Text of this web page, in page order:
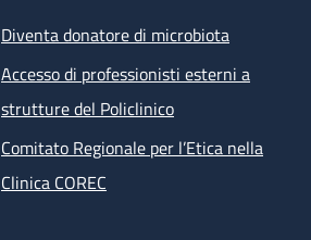
Diventa donatore di microbiota
Accesso di professionisti esterni a
strutture del Policlinico
Comitato Regionale per l’Etica nella
Clinica COREC